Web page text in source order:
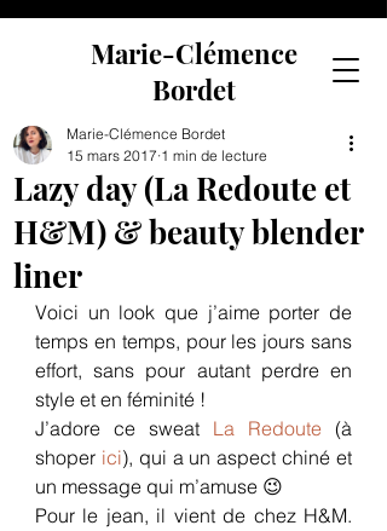
Marie-Clémence
Bordet
Lazy day (La Redoute et
H&M) & beauty blender
liner
Marie-Clémence Bordet
15 mars 2017 1 min de lecture
Voici un look que j’aime porter de
temps en temps, pour les jours sans
effort, sans pour autant perdre en
style et en féminité !
J’adore ce sweat La Redoute (à
shoper ici), qui a un aspect chiné et
un message qui m’amuse 😉
Pour le jean, il vient de chez H&M.